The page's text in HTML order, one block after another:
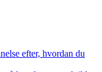
efter, hvordan du